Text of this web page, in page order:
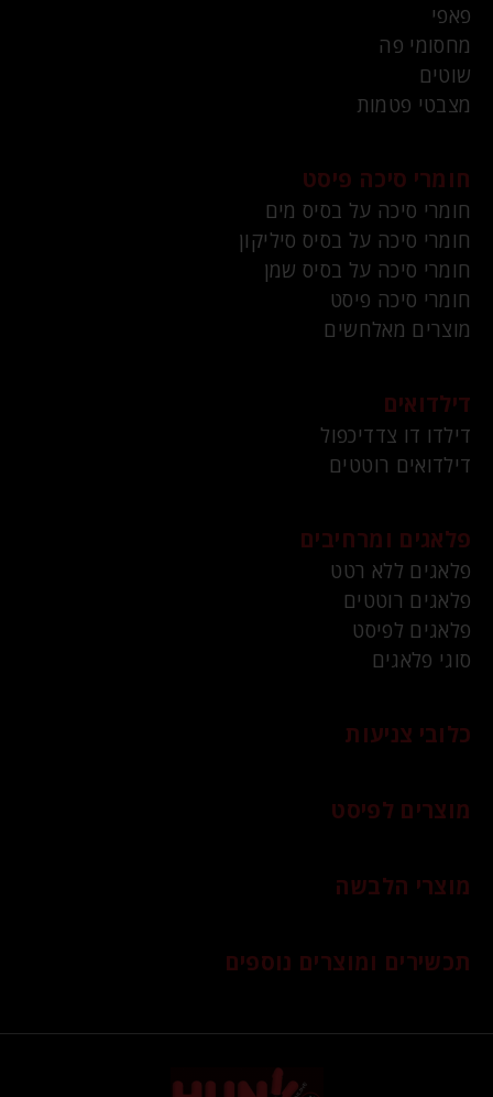
פאפי
מחסומי פה
שוטים
מצבטי פטמות
חומרי סיכה פיסט
חומרי סיכה על בסיס מים
חומרי סיכה על בסיס סיליקון
חומרי סיכה על בסיס שמן
חומרי סיכה פיסט
מוצרים מאלחשים
דילדואים
דילדו דו צדדיכפול
דילדואים רוטטים
פלאגים ומרחיבים
פלאגים ללא רטט
פלאגים רוטטים
פלאגים לפיסט
סוגי פלאגים
כלובי צניעות
מוצרים לפיסט
מוצרי הלבשה
תכשירים ומוצרים נוספים